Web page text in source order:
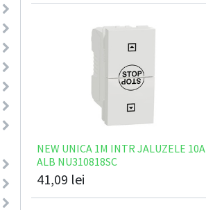
NEW UNICA 1M INTR JALUZELE 10A
ALB NU310818SC
41,09 lei